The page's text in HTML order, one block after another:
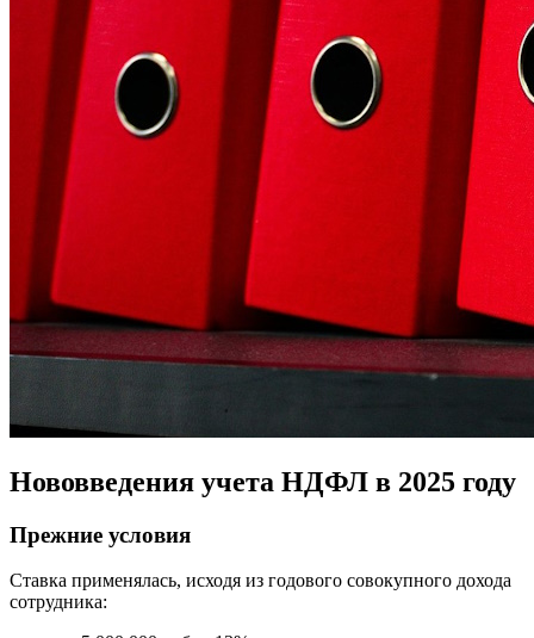
Нововведения учета НДФЛ в 2025 году
Прежние условия
Ставка применялась, исходя из годового совокупного дохода
сотрудника: